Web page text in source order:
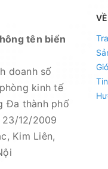
hệ SĐT :
HÀNG CHÚNG TÔI
tên biển
doanh số
kinh tế
Đa thành phố
12/2009
Kim Liên,